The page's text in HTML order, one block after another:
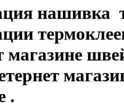
нашивка
магазине
.